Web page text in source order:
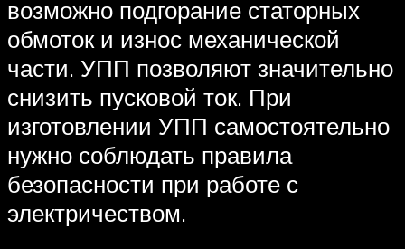
возможно подгорание статорных
обмоток и износ механической
части. УПП позволяют значительно
снизить пусковой ток. При
изготовлении УПП самостоятельно
нужно соблюдать правила
безопасности при работе с
электричеством.